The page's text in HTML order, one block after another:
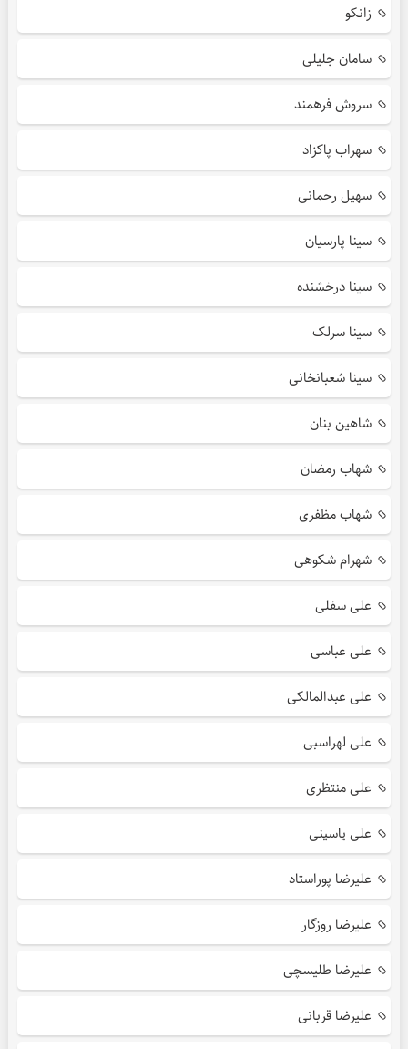
زانکو
سامان جلیلی
سروش فرهمند
سهراب پاکزاد
سهیل رحمانی
سینا پارسیان
سینا درخشنده
سینا سرلک
سینا شعبانخانی
شاهین بنان
شهاب رمضان
شهاب مظفری
شهرام شکوهی
علی سفلی
علی عباسی
علی عبدالمالکی
علی لهراسبی
علی منتظری
علی یاسینی
علیرضا پوراستاد
علیرضا روزگار
علیرضا طلیسچی
علیرضا قربانی